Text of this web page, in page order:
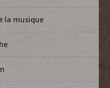
la musique